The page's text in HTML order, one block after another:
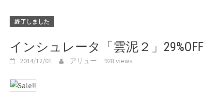
終了しました
インシュレータ「雲泥２」29%OFF
2014/12/01 アリュー 928 views